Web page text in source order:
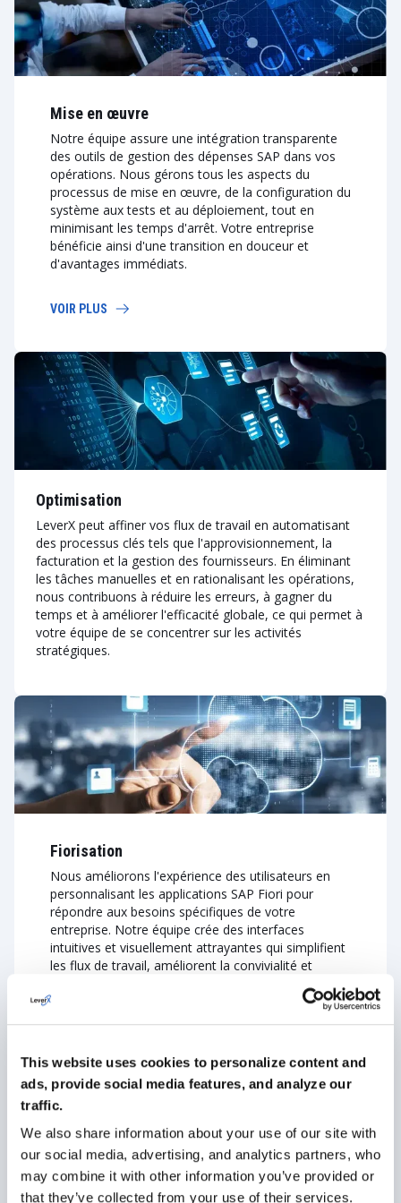
This website uses cookies to personalize content and
ads, provide social media features, and analyze our
traffic.
We also share information about your use of our site with
our social media, advertising, and analytics partners, who
may combine it with other information you’ve provided or
that they’ve collected from your use of their services.
Mise en œuvre
Notre équipe assure une intégration transparente
des outils de gestion des dépenses SAP dans vos
opérations. Nous gérons tous les aspects du
processus de mise en œuvre, de la configuration du
système aux tests et au déploiement, tout en
minimisant les temps d'arrêt. Votre entreprise
bénéficie ainsi d'une transition en douceur et
d'avantages immédiats.
VOIR PLUS
Optimisation
LeverX peut affiner vos flux de travail en automatisant
des processus clés tels que l'approvisionnement, la
facturation et la gestion des fournisseurs. En éliminant
les tâches manuelles et en rationalisant les opérations,
nous contribuons à réduire les erreurs, à gagner du
temps et à améliorer l'efficacité globale, ce qui permet à
votre équipe de se concentrer sur les activités
stratégiques.
Fiorisation
Nous améliorons l'expérience des utilisateurs en
personnalisant les applications SAP Fiori pour
répondre aux besoins spécifiques de votre
entreprise. Notre équipe crée des interfaces
intuitives et visuellement attrayantes qui simplifient
les flux de travail, améliorent la convivialité et
augmentent les taux d'adoption des utilisateurs,
garantissant ainsi que votre personnel peut
VOIR PLUS